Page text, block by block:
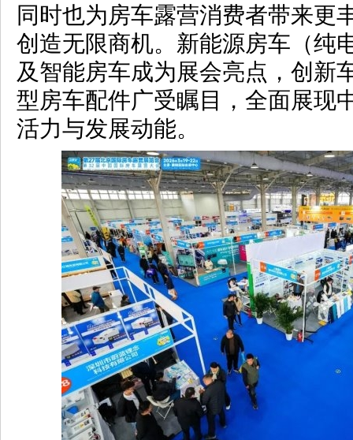
同时也为房车露营消费者带来更
创造无限商机。新能源房车（纯
及智能房车成为展会亮点，创新
型房车配件广受瞩目，全面展现
活力与发展动能。